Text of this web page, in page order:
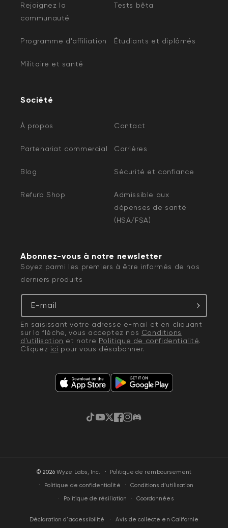
Rejoignez la
communauté
Tests bêta
Programme d'affiliation Étudiants et diplômés
Militaire et santé
Société
À propos Contact
Partenariat commercial Carrières
Blog Sécurité et confiance
Refurb Shop
Admissible aux
dépenses de santé
(HSA/FSA)
Abonnez-vous à notre newsletter
Soyez parmi les premiers à être informés de nos
derniers produits
E-mail
En saisissant votre adresse e-mail et en cliquant
sur la flèche, vous acceptez nos Conditions
d'utilisation et notre Politique de confidentialité.
Cliquez ici pour vous désabonner.
TikTok
YouTube
Gazouillement
Facebook
Instagram
Discorde
© 2026Wyze Labs, Inc. ·
Politique de remboursement
Politique de confidentialité
Conditions d’utilisation
Politique de résiliation
Coordonnées
Déclaration d'accessibilité Avis de collecte en Californie